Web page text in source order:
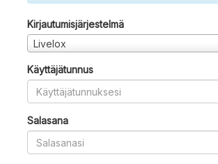
Kirjautumisjärjestelmä
Livelox
Käyttäjätunnus
Salasana